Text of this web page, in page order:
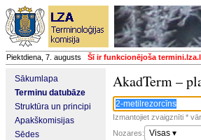
Piektdiena, 7. augusts Šī ir funkcionējoša
Sākumlapa
Terminu datubāze
Struktūra un principi
Apakškomisijas
Sēdes
AkadTerm –
Izmantojiet zvaigznīti *
Nozares:
Visas ▾